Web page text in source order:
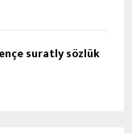
suratly sözlük